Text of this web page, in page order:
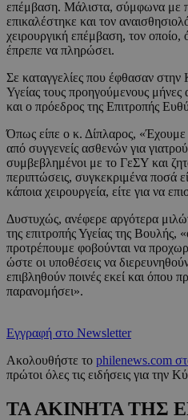
επέμβαση. Μάλιστα, σύμφωνα με
επικαλέστηκε και τον
χειρουργική επέμβαση, τον οποίο,
έπρεπε να πληρώσει.
Σε καταγγελίες που έφθασαν στην
Υγείας τους προηγούμενους
και ο πρόεδρος της Επιτροπής
Όπως είπε ο κ. Δίπλαρος, «Έχουμε
από συγγενείς ασθενών για
συμβεβλημένοι με το ΓεΣΥ και
περιπτώσεις, συγκεκριμένα ποσά
κάποια χειρουργεία, είτε για να
Δυστυχώς, ανέφερε αργότερα
της επιτροπής Υγείας της Βουλής,
προτρέπουμε φοβούνται να
ώστε οι υποθέσεις να
επιβληθούν ποινές εκεί και όπου
παρανομήσει».
Εγγραφή στο Newsletter
Ακολουθήστε το philenews.com
πρώτοι όλες τις ειδήσεις για την
ΤΑ ΑΚΙΝΗΤΑ ΤΗΣ